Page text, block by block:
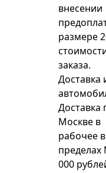
внесении
размере
заказа.
Доставка
Доставка
Москве в
рабочее
000